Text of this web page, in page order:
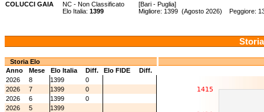
COLUCCI GAIA
NC - Non Classificato [Bari - Puglia]
Elo Italia: 1399 Migliore: 1399 (Agosto 2026) Peggiore:
Storia Elo
Anno
Mese Elo Italia Diff. Elo FIDE
Diff.
2026
8 1399
0
2026
7 1399
0
2026
6 1399
0
2026
5 1399